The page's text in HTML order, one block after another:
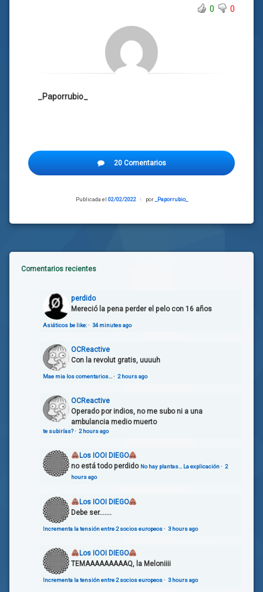
0 0
_Paporrubio_
Cortina
populista
histórico
20 Comentarios
Publicada el 02/02/2022
Actualizado
por _Paporrubio_
Comentarios recientes
perdido
Mereció la pena perder el pelo con 16 años
Asiáticos be like:· 34 minutes ago
OCReactive
Con la revolut gratis, uuuuh
Mae mia los comentarios… · 2 hours ago
OCReactive
Operado por indios, no me subo ni a una
ambulancia medio muerto
te subirías?· 2 hours ago
Los IOOI DIEGO
no está todo perdido No hay plantas… La explicación· 2
hours ago
Los IOOI DIEGO
Debe ser.......
Incrementa la tensión entre 2 socios europeos· 3 hours ago
Los IOOI DIEGO
TEMAAAAAAAAAQ, la Meloniiii
Incrementa la tensión entre 2 socios europeos· 3 hours ago